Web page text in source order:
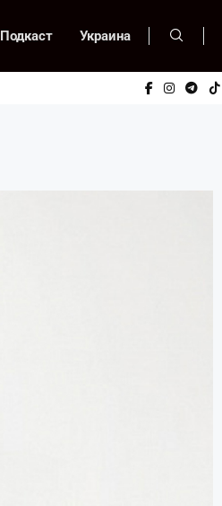
Подкаст Украина